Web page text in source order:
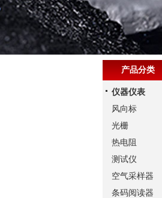
产品分类
仪器仪表
风向标
光栅
热电阻
测试仪
空气采样器
条码阅读器